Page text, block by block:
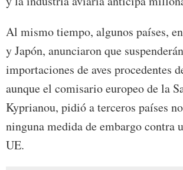
Al mismo tiempo, algunos países,
y Japón, anunciaron que
importaciones de aves procedentes
aunque el comisario europeo de la
Kyprianou, pidió a terceros países
ninguna medida de embargo contra
UE.